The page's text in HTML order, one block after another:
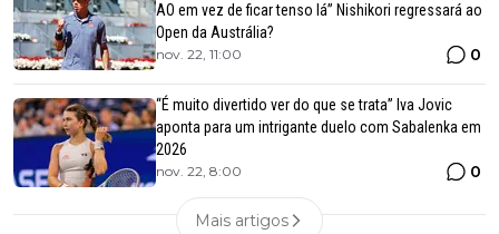
AO em vez de ficar tenso lá” Nishikori regressará ao
Open da Austrália?
nov. 22, 11:00 0
“É muito divertido ver do que se trata” Iva Jovic
aponta para um intrigante duelo com Sabalenka em
2026
nov. 22, 8:00 0
Mais artigos